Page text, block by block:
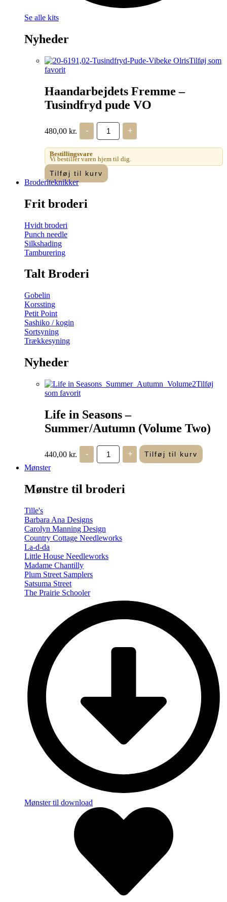
Se alle kits
Nyheder
Tilføj som
favorit
Haandarbejdets Fremme –
Tusindfryd pude VO
480,00 kr. -
Haandarbejdets
Fremme
-
Tusindfryd
pude
VO
antal
+
Bestillingsvare
Vi bestiller varen hjem til dig.
Tilføj til kurv
Broderiteknikker
Frit broderi
Hvidt broderi
Punch needle
Silkshading
Tamburering
Talt Broderi
Gobelin
Korssting
Petit Point
Sashiko / kogin
Sortsyning
Trækkesyning
Nyheder
Tilføj
som favorit
Life in Seasons –
Summer/Autumn (Volume Two)
440,00 kr. -
Life
Seasons
(Volume
+ Tilføj til kurv
Mønster
Mønstre til broderi
Tille's
Barbara Ana Designs
Carolyn Manning Design
Country Cottage Needleworks
La-d-da
Little House Needleworks
Madame Chantilly
Plum Street Samplers
Satsuma Street
The Prairie Schooler
Mønster til download